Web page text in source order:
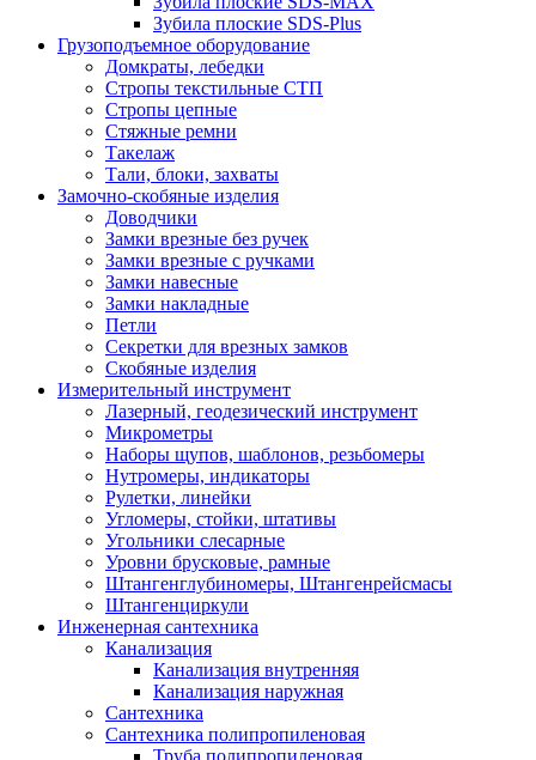
Зубила плоские SDS-Plus
Грузоподъемное оборудование
Домкраты, лебедки
Стропы текстильные СТП
Стропы цепные
Стяжные ремни
Такелаж
Тали, блоки, захваты
Замочно-скобяные изделия
Доводчики
Замки врезные без ручек
Замки врезные с ручками
Замки навесные
Замки накладные
Петли
Секретки для врезных замков
Скобяные изделия
Измерительный инструмент
Лазерный, геодезический инструмент
Микрометры
Наборы щупов, шаблонов, резьбомеры
Нутромеры, индикаторы
Рулетки, линейки
Угломеры, стойки, штативы
Угольники слесарные
Уровни брусковые, рамные
Штангенглубиномеры, Штангенрейсмасы
Штангенциркули
Инженерная сантехника
Канализация
Канализация внутренняя
Канализация наружная
Сантехника
Сантехника полипропиленовая
Труба полипропиленовая